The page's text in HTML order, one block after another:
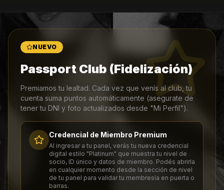
NUEVO
Passport Club (Fidelización)
Premiamos tu lealtad. Cada vez que venís al club, tu
cuenta suma puntos automáticamente (asegurate de
tener tu DNI y foto actualizados desde "Mi Perfil").
Credencial de Miembro Premium
Al ingresar a tu panel, verás tu nueva credencial
digital estilo "Platinum" que muestra tu nivel de
socio, ID único y datos de miembro. Podés abrirla
en cualquier momento desde la sección de nivel
de tu panel para validar tu membresía en puerta o
barras.